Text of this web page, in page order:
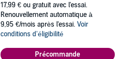
17,99 € ou gratuit avec l'essai.
Renouvellement automatique à
9,95 €/mois après l'essai. Voir
conditions d'éligibilité
Précommande